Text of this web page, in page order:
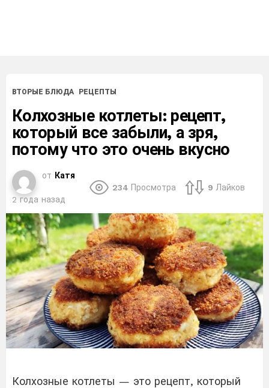
ВТОРЫЕ БЛЮДА РЕЦЕПТЫ
Колхозные котлеты: рецепт,
который все забыли, а зря,
потому что это очень вкусно
от Катя
2 года назад
234 Просмотра 9 Лайков
Колхозные котлеты — это рецепт, который